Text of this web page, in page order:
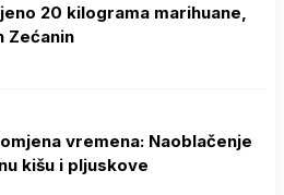
20 kilograma marihuane,
Zećanin
vremena: Naoblačenje
kišu i pljuskove